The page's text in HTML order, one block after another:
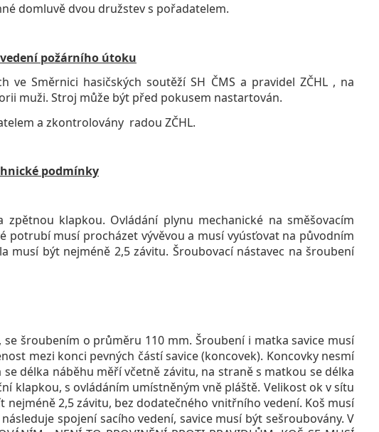
domluvě dvou družstev s pořadatelem.
požárního útoku
Směrnici hasičských soutěží SH ČMS a pravidel ZČHL , na
muži. Stroj může být před pokusem nastartován.
a zkontrolovány radou ZČHL.
podmínky
klapkou. Ovládání plynu mechanické na směšovacím
potrubí musí procházet vývěvou a musí vyúsťovat na původním
musí být nejméně 2,5 závitu. Šroubovací nástavec na šroubení
šroubením o průměru 110 mm. Šroubení i matka savice musí
mezi konci pevných částí savice (koncovek). Koncovky nesmí
délka náběhu měří včetně závitu, na straně s matkou se délka
klapkou, s ovládáním umístněným vně pláště. Velikost ok v sítu
2,5 závitu, bez dodatečného vnitřního vedení. Koš musí
spojení sacího vedení, savice musí být sešroubovány. V